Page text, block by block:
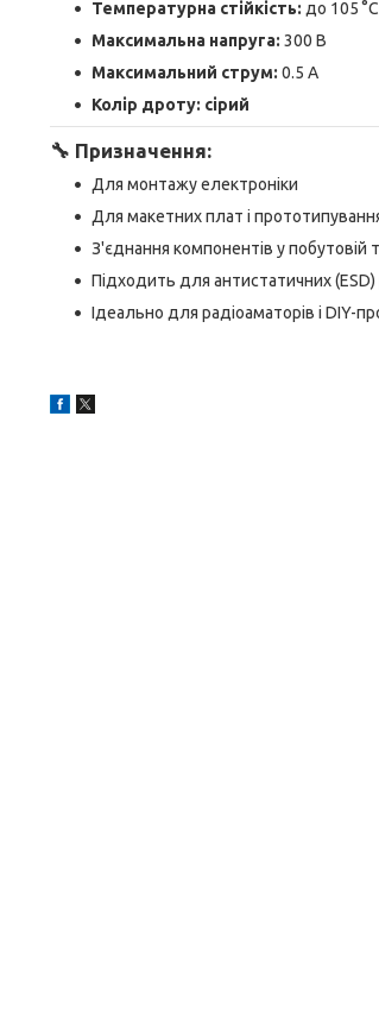
Температурна стійкість: до 105 °C
Максимальна напруга: 300 В
Максимальний струм: 0.5 А
Колір дроту: сірий
🔧 Призначення:
Для монтажу електроніки
Для макетних плат і
З'єднання компонентів у побутовій
Підходить для антистатичних (ESD)
Ідеально для радіоаматорів і DIY-